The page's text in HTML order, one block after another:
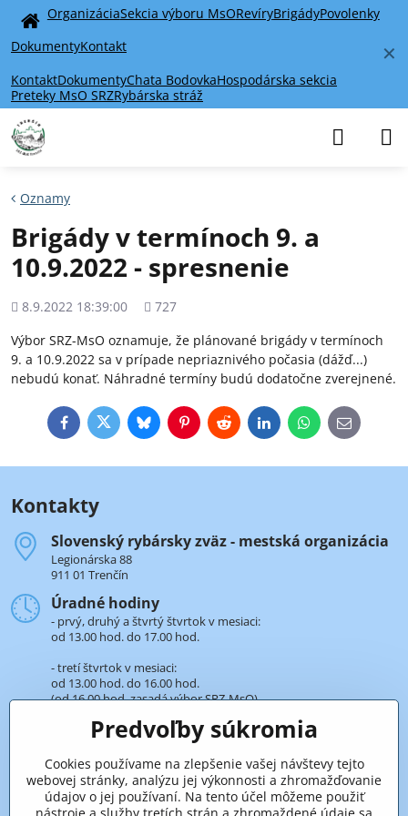
✕
Home
OrganizáciaSekcia výboru MsORevíryBrigádyPovolenky
DokumentyKontakt
KontaktDokumentyChata BodovkaHospodárska sekcia
Preteky MsO SRZRybárska stráž
Oznamy
Brigády v termínoch 9. a
10.9.2022 - spresnenie
Pridané
8.9.2022 18:39:00
Počet
727
Výbor SRZ-MsO oznamuje, že plánované brigády v termínoch
9. a 10.9.2022 sa v prípade nepriaznivého počasia (dážď...)
nebudú konať. Náhradné termíny budú dodatočne zverejnené.
FacebookTwitterBlueskyPinterestRedditLinkedInWhatsApp
E-
mail
Kontakty
Slovenský rybársky zväz - mestská organizácia
Legionárska 88
911 01 Trenčín
Úradné hodiny
- prvý, druhý a štvrtý štvrtok v mesiaci:
od 13.00 hod. do 17.00 hod.
- tretí štvrtok v mesiaci:
od 13.00 hod. do 16.00 hod.
(od 16.00 hod. zasadá výbor SRZ-MsO).
+421 32 652 59 25
Pridaje sa k nám aj na sieťach
Predvoľby súkromia
Cookies používame na zlepšenie vašej návštevy tejto
webovej stránky, analýzu jej výkonnosti a zhromažďovanie
údajov o jej používaní. Na tento účel môžeme použiť